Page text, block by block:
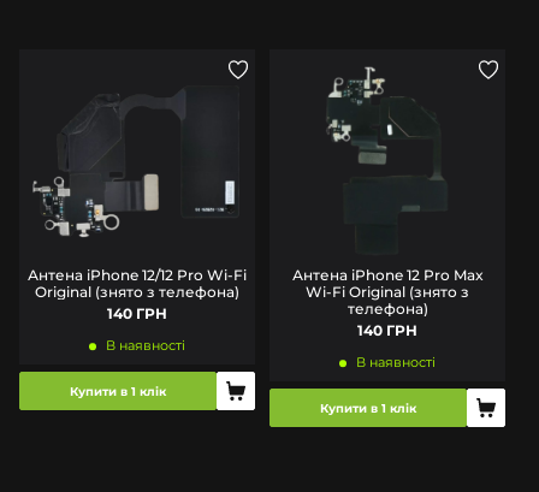
Антена iPhone 12/12 Pro Wi-Fi
Original (знято з телефона)
140 ГРН
В наявності
Купити в 1 клік
Антена iPhone 12 Pro Max
Wi-Fi Original (знято з
телефона)
140 ГРН
В наявності
Купити в 1 клік